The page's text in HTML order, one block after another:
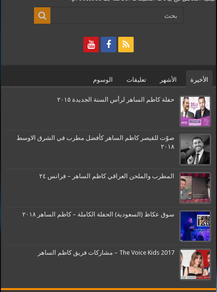
الأخيرة الأشهر تعليقات الوسوم
حفلة كاظم الساهر لرأس السنة الجديدة ٢٠١٥
صوّت للقيصر كاظم الساهر كأفضل مطرب في الشرق الاوسط
٢٠١٨
المطرب والملحن العراقي كاظم الساهر – فرانس ٢٤
سوق عكاظ (السعودية) الحفلة الكاملة – كاظم الساهر ٢٠١٨
The Voice Kids 2017 – مشاركات فريق كاظم الساهر